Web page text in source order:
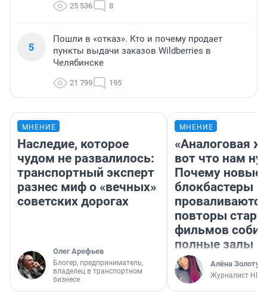
25 536 8
5
Пошли в «отказ». Кто и почему продает
пункты выдачи заказов Wildberries в
Челябинске
21 799 195
МНЕНИЕ
Наследие, которое
чудом не развалилось:
транспортный эксперт
разнес миф о «вечных»
советских дорогах
Олег Арефьев
Блогер, предприниматель,
владелец в транспортном
бизнесе
МНЕНИЕ
«Аналоговая
вот что нам
Почему новые
блокбастеры
повторы
фильмов
полные залы
Алёна
Журналист НГС